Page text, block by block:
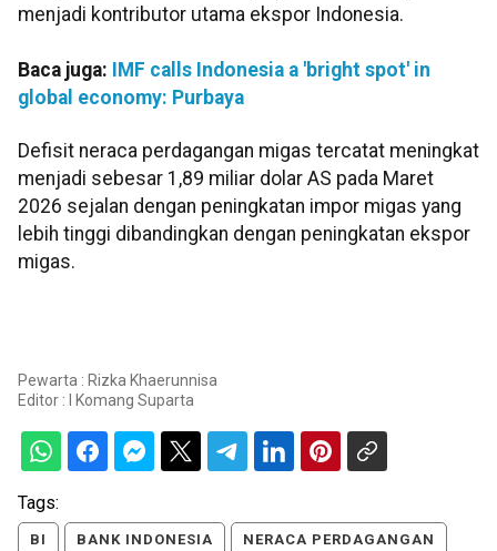
menjadi kontributor utama ekspor Indonesia.
Baca juga:
IMF calls Indonesia a 'bright spot' in
global economy: Purbaya
Defisit neraca perdagangan migas tercatat meningkat
menjadi sebesar 1,89 miliar dolar AS pada Maret
2026 sejalan dengan peningkatan impor migas yang
lebih tinggi dibandingkan dengan peningkatan ekspor
migas.
Pewarta : Rizka Khaerunnisa
Editor :
I Komang Suparta
Tags:
BI BANK INDONESIA NERACA PERDAGANGAN